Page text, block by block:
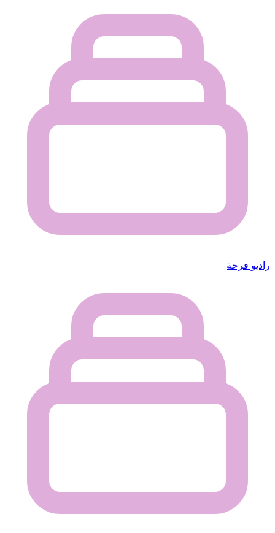
راديو فرحة